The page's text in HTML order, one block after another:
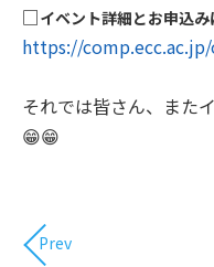
□イベント詳細とお申込み
https://
それでは皆さん、また
😁😁
Prev